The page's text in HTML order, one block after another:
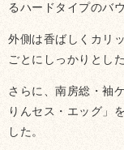
るハードタイプのバ
外側は香ばしくカリ
ごとにしっかりとし
さらに、南房総・袖
りんセス・エッグ」
した。